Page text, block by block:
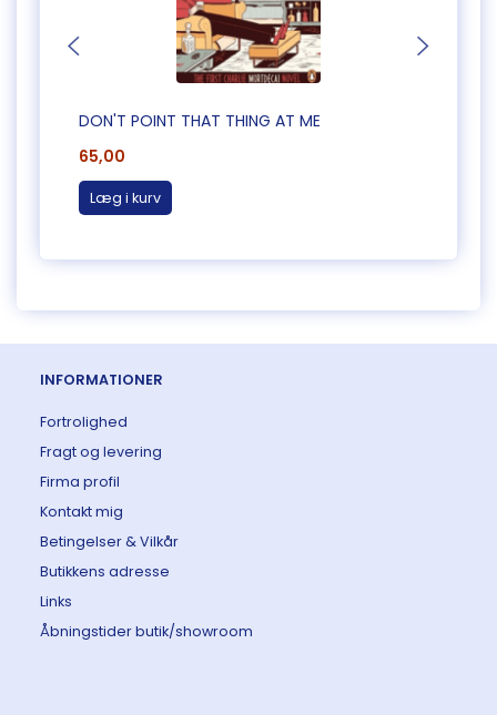
DON'T POINT THAT THING AT ME
65,00
Læg i kurv
INFORMATIONER
Fortrolighed
Fragt og levering
Firma profil
Kontakt mig
Betingelser & Vilkår
Butikkens adresse
Links
Åbningstider butik/showroom